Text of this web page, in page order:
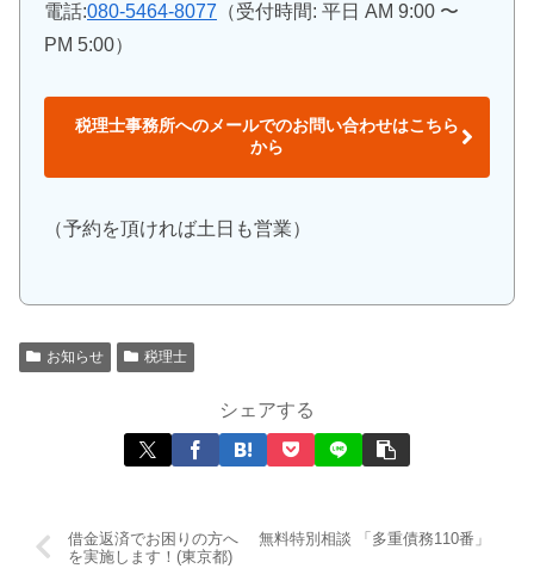
電話:080-5464-8077 （受付時間: 平日 AM 9:00 〜
PM 5:00）
税理士事務所へのメールでのお問い合わせはこちら
から
（予約を頂ければ土日も営業）
お知らせ 税理士
シェアする
借金返済でお困りの方へ 無料特別相談 「多重債務110番」
を実施します！(東京都)